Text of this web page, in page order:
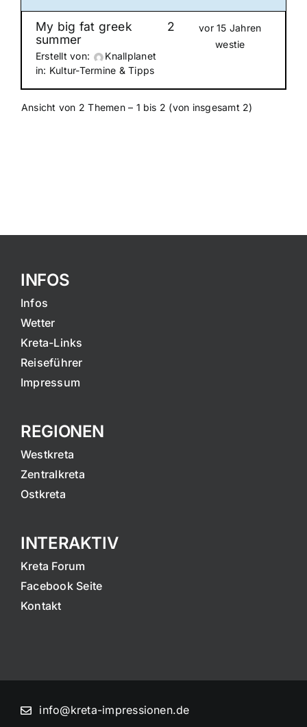
My big fat greek
summer
Erstellt von:
Knallplanet
in: Kultur-Termine & Tipps
2
vor 15 Jahren
westie
Ansicht von 2 Themen – 1 bis 2 (von insgesamt 2)
INFOS
Infos
Wetter
Kreta-Links
Reiseführer
Impressum
REGIONEN
Westkreta
Zentralkreta
Ostkreta
INTERAKTIV
Kreta Forum
Facebook Seite
Kontakt
info@kreta-impressionen.de